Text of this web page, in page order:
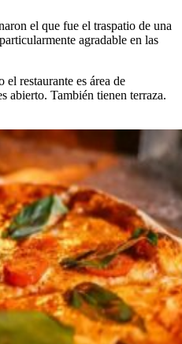
el que fue el traspatio de una
agradable en las
el restaurante es área de
abierto. También tienen terraza.